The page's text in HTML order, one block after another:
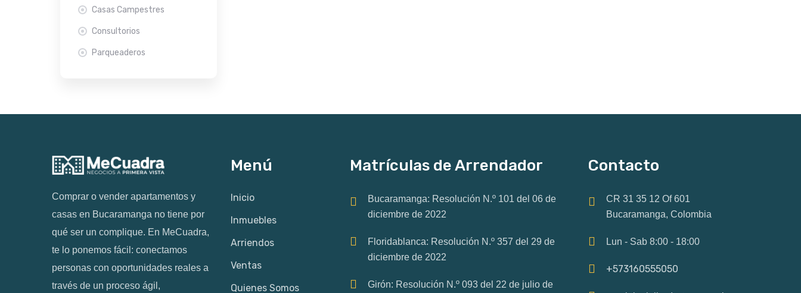
Casas Campestres
Consultorios
Parqueaderos
Comprar o vender apartamentos y
casas en Bucaramanga no tiene por
qué ser un complique. En MeCuadra,
te lo ponemos fácil: conectamos
personas con oportunidades reales a
través de un proceso ágil,
Menú
Inicio
Inmuebles
Arriendos
Ventas
Quienes Somos
Matrículas de Arrendador
Bucaramanga: Resolución N.º 101 del 06 de
diciembre de 2022
Floridablanca: Resolución N.º 357 del 29 de
diciembre de 2022
Girón: Resolución N.º 093 del 22 de julio de
Contacto
CR 31 35 12 Of 601
Bucaramanga, Colombia
Lun - Sab 8:00 - 18:00
+573160555050